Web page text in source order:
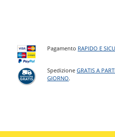
Pagamento RAPIDO E
SpedizioneGRATIS A
GIORNO.